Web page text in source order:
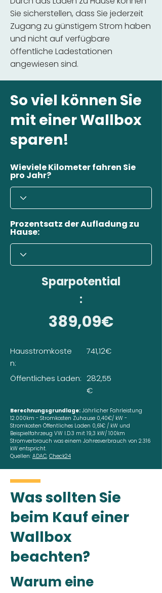
Sie sicherstellen, dass Sie jederzeit
Zugang zu günstigem Strom haben
und nicht auf verfügbare
öffentliche Ladestationen
angewiesen sind.
So viel können Sie
mit einer Wallbox
sparen!
Wieviele Kilometer fahren Sie
pro Jahr?
Prozentsatz der Aufladung zu
Hause:
Sparpotential
:
389,09€
Hausstromkoste
n:
Öffentliches Laden:
741,12€
282,55
€
Berechnungsgrundlage: Jährlicher Fahrleistung
12.000km - Stromkosten Zuhause 0,40€/ kW -
Stromkosten Öffentliches Laden 0,61€ / kW und
Beispielfahrzeug VW I.D.3 mit 19,3 kW/ 100km
Stromverbrauch was einem Jahresverbrauch von 2.316
kW entspricht.
Quellen: ADAC, Check24
Was sollten Sie
beim Kauf einer
Wallbox
beachten?
Warum eine